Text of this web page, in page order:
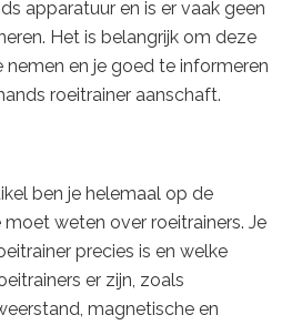
apparatuur en is er vaak geen
Het is belangrijk om deze
nemen en je goed te informeren
roeitrainer aanschaft.
ben je helemaal op de
weten over roeitrainers. Je
precies is en welke
er zijn, zoals
magnetische en